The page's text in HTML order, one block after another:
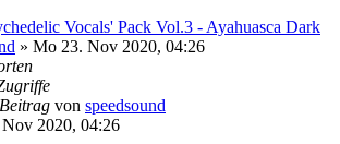
Vocals' Pack Vol.3 - Ayahuasca Dark
» Mo 23. Nov 2020, 04:26
von speedsound
2020, 04:26